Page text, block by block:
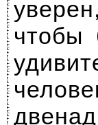
чтобы